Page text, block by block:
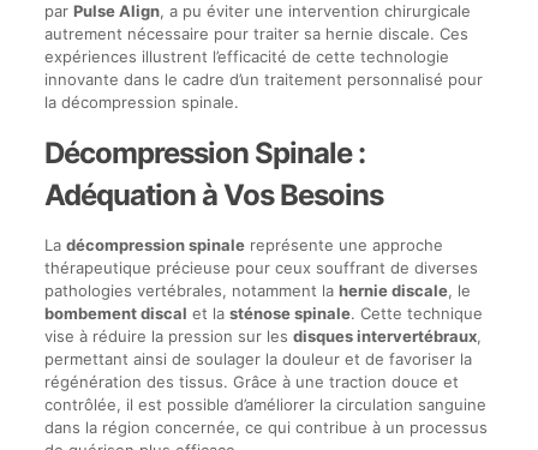
par Pulse Align, a pu éviter une intervention chirurgicale
autrement nécessaire pour traiter sa hernie discale. Ces
expériences illustrent l’efficacité de cette technologie
innovante dans le cadre d’un traitement personnalisé pour
la décompression spinale.
Décompression Spinale :
Adéquation à Vos Besoins
La décompression spinalereprésente une approche
thérapeutique précieuse pour ceux souffrant de diverses
pathologies vertébrales, notamment la hernie discale, le
bombement discal et la sténose spinale. Cette technique
vise à réduire la pression sur les disques intervertébraux,
permettant ainsi de soulager la douleur et de favoriser la
régénération des tissus. Grâce à une traction douce et
contrôlée, il est possible d’améliorer la circulation sanguine
dans la région concernée, ce qui contribue à un processus